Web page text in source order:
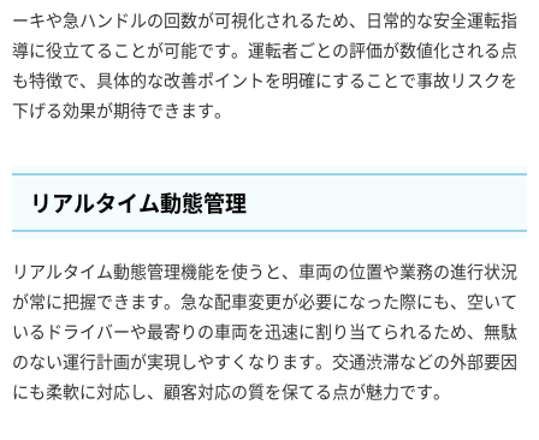
ーキや急ハンドルの回数が可視化されるため、日常的な安全運転指
導に役立てることが可能です。運転者ごとの評価が数値化される点
も特徴で、具体的な改善ポイントを明確にすることで事故リスクを
下げる効果が期待できます。
リアルタイム動態管理
リアルタイム動態管理機能を使うと、車両の位置や業務の進行状況
が常に把握できます。急な配車変更が必要になった際にも、空いて
いるドライバーや最寄りの車両を迅速に割り当てられるため、無駄
のない運行計画が実現しやすくなります。交通渋滞などの外部要因
にも柔軟に対応し、顧客対応の質を保てる点が魅力です。